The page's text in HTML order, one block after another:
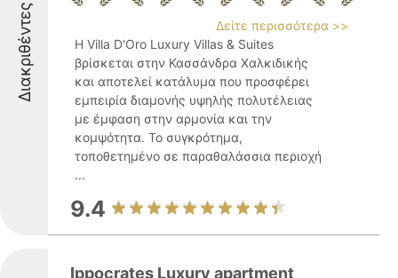
Διακριθέντες
Δείτε περισσότερα >>
Η Villa D'Oro Luxury Villas & Suites
βρίσκεται στην Κασσάνδρα Χαλκιδικής
και αποτελεί κατάλυμα που προσφέρει
εμπειρία διαμονής υψηλής πολυτέλειας
με έμφαση στην αρμονία και την
κομψότητα. Το συγκρότημα,
τοποθετημένο σε παραθαλάσσια περιοχή
...
9.4
Ippocrates Luxury apartment